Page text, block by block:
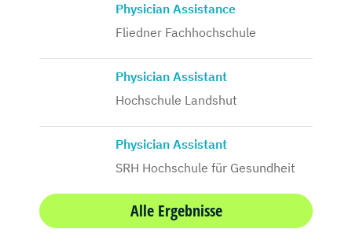
Physician Assistance
Fliedner Fachhochschule
Physician Assistant
Hochschule Landshut
Physician Assistant
SRH Hochschule für Gesundheit
Alle Ergebnisse